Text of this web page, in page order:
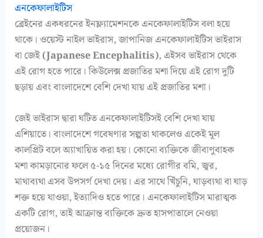
এনকেফালাইটিস
ব্রেইনের একধরনের ইনফ্ল্যামেশনকে এনকেফালাইটিস বলা হয়ে
থাকে। ওয়েস্ট নাইল ভাইরাস, জাপানিজ এনকেফালাইটিস ভাইরাস
বা জেই(Japanese Encephalitis), এইসব ভাইরাস থেকে
এই রোগ হতে পারে। কিউলেক্স প্রজাতির মশা দিয়ে এই রোগ দুটি
ছড়ায় এবং বাংলাদেশে বেশি দেখা যায় এই প্রজাতির মশা।
জেই ভাইরাস দ্বারা ঘটিত এনকেফালাইটিসই বেশি দেখা যায়
এশিয়াতে। বাংলাদেশে গবেষণার সল্পতা থাকলেও একেই মূল
কালপ্রিট বলে অ্যাখায়িত করা হয়। কোনো ব্যক্তিকে জীবাণুবাহক
মশা কামড়ানোর ফলে ৫-১৫ দিনের মধ্যে রোগীর বমি, জ্বর,
মাথাব্যথা এসব উপসর্গ দেখা দেয়। এর সাথে খিঁচুনি, ঘাড়ব্যথা বা ঘাড়
শক্ত হয়ে যাওয়া, ইত্যাদিও হতে পারে। এনকেফালাইটিস মারাত্মক
একটি রোগ, তাই আক্রান্ত ব্যক্তিকে দ্রুত হাসপাতালে নেওয়া
প্রয়োজন।